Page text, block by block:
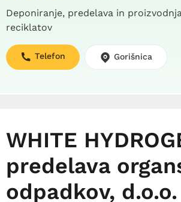
Deponiranje, predelava in
reciklatov
Telefon Gorišnica
WHITE
predelava
odpadkov, d.o.o.